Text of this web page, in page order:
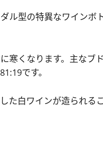
ル型の特異なワイン
寒くなります。主なブ
です。
た白ワインが造られる